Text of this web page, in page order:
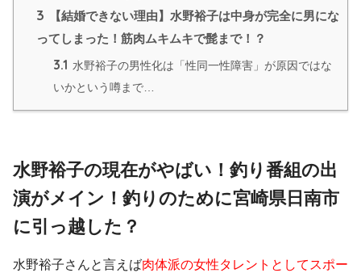
3
【結婚できない理由】水野裕子は中身が完全に男にな
ってしまった！筋肉ムキムキで髭まで！？
3.1 水野裕子の男性化は「性同一性障害」が原因ではな
いかという噂まで…
水野裕子の現在がやばい！釣り番組の出
演がメイン！釣りのために宮崎県日南市
に引っ越した？
水野裕子さんと言えば肉体派の女性タレントとしてスポー